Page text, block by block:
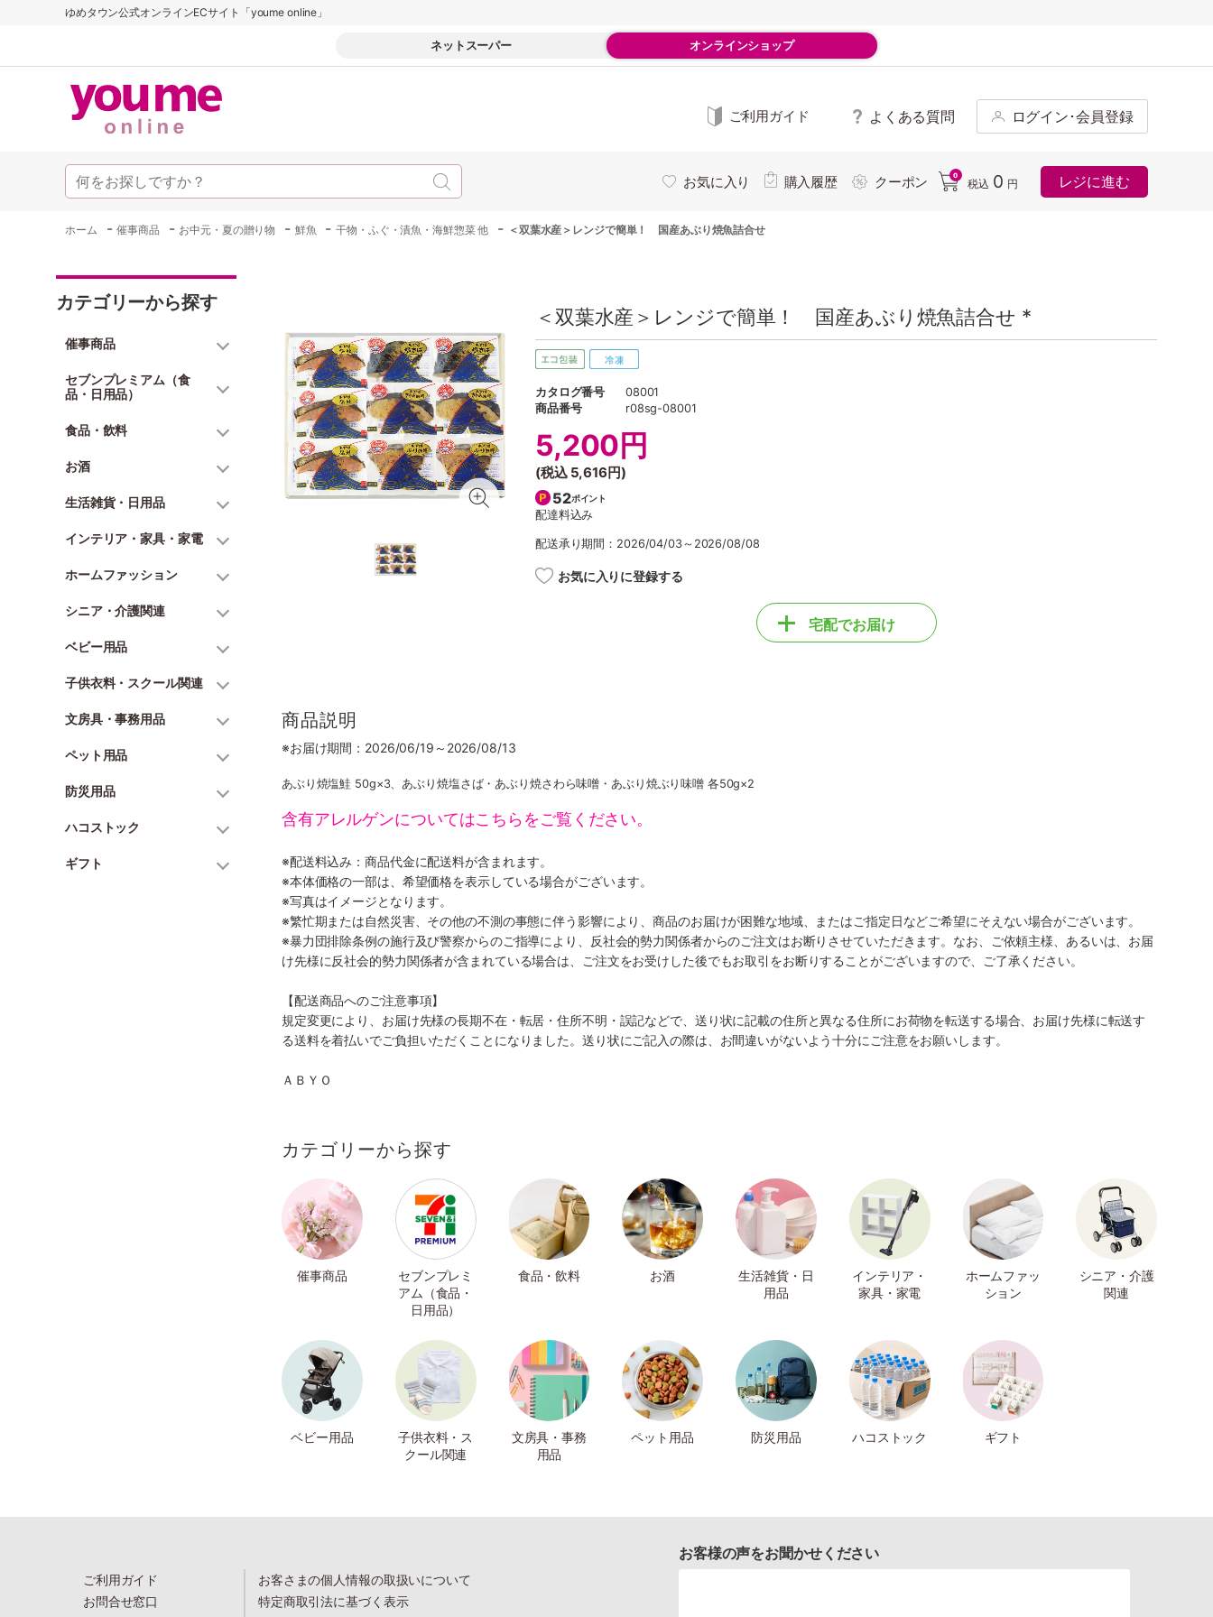
ゆめタウン公式オンラインECサイト「youme online」
ネットスーパー オンラインショップ
ご利用ガイド よくある質問 ログイン･会員登録
お気に入り 購入履歴 クーポン 0
税込 0 円 レジに進む
ホーム -催事商品 - お中元・夏の贈り物 - 鮮魚 -干物・ふぐ・漬魚・海鮮惣菜 他 - ＜双葉水産＞レンジで簡単！ 国産あぶり焼魚詰合せ
カテゴリーから探す
催事商品
セブンプレミアム（食
品・日用品）
食品・飲料
お酒
生活雑貨・日用品
インテリア・家具・家電
ホームファッション
シニア・介護関連
ベビー用品
子供衣料・スクール関連
文房具・事務用品
ペット用品
防災用品
ハコストック
ギフト
＜双葉水産＞レンジで簡単！ 国産あぶり焼魚詰合せ *
カタログ番号
08001
商品番号
r08sg-08001
5,200円
(税込 5,616円)
52ポイント
配達料込み
配送承り期間：2026/04/03～2026/08/08
お気に入りに登録する
宅配でお届け
商品説明
※お届け期間：2026/06/19～2026/08/13
あぶり焼塩鮭 50g×3、あぶり焼塩さば・あぶり焼さわら味噌・あぶり焼ぶり味噌 各50g×2
含有アレルゲンについてはこちらをご覧ください。
※配送料込み：商品代金に配送料が含まれます。
※本体価格の一部は、希望価格を表示している場合がございます。
※写真はイメージとなります。
※繁忙期または自然災害、その他の不測の事態に伴う影響により、商品のお届けが困難な地域、またはご指定日などご希望にそえない場合がございます。
※暴力団排除条例の施行及び警察からのご指導により、反社会的勢力関係者からのご注文はお断りさせていただきます。なお、ご依頼主様、あるいは、お届
け先様に反社会的勢力関係者が含まれている場合は、ご注文をお受けした後でもお取引をお断りすることがございますので、ご了承ください。
【配送商品へのご注意事項】
規定変更により、お届け先様の長期不在・転居・住所不明・誤記などで、送り状に記載の住所と異なる住所にお荷物を転送する場合、お届け先様に転送す
る送料を着払いでご負担いただくことになりました。送り状にご記入の際は、お間違いがないよう十分にご注意をお願いします。
ＡＢＹＯ
カテゴリーから探す
催事商品
セブンプレミ
アム（食品・
日用品）
食品・飲料 お酒
生活雑貨・日
用品
インテリア・
家具・家電
ホームファッ
ション
シニア・介護
関連
ベビー用品
子供衣料・ス
クール関連
文房具・事務
用品
ペット用品 防災用品 ハコストック ギフト
ご利用ガイド
お問合せ窓口
お客さまの個人情報の取扱いについて
特定商取引法に基づく表示
お客様の声をお聞かせください